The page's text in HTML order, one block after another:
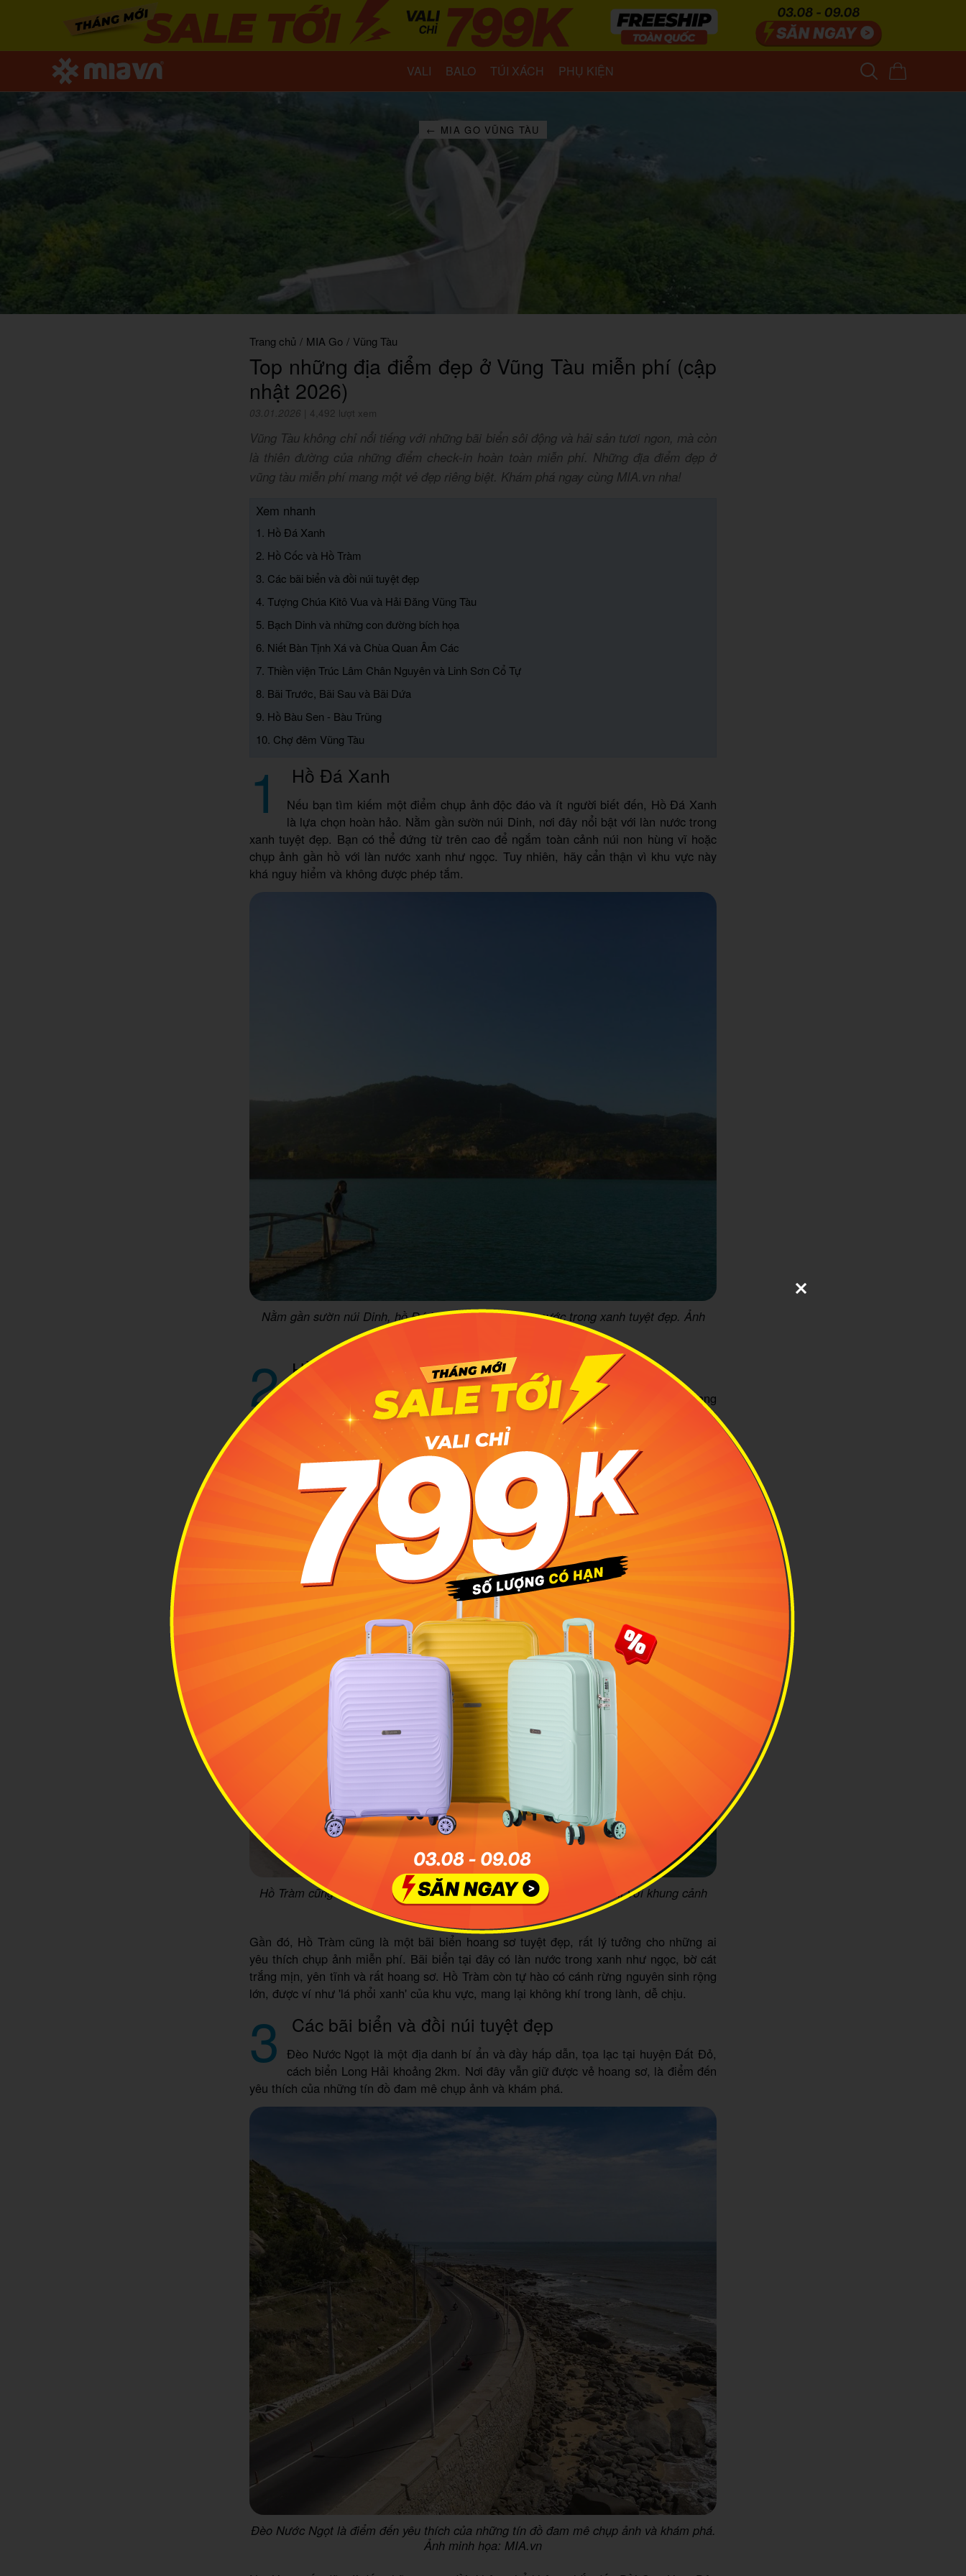
VALI BALO TÚI XÁCH PHỤ KIỆN
← MIA GO VŨNG TÀU
Trang chủ / MIA Go / Vũng Tàu
Top những địa điểm đẹp ở Vũng Tàu miễn phí (cập
nhật 2026)
03.01.2026 4,492 lượt xem
Vũng Tàu không chỉ nổi tiếng với những bãi biển sôi động và hải sản tươi ngon, mà còn
là thiên đường của những điểm check-in hoàn toàn miễn phí. Những địa điểm đẹp ở
vũng tàu miễn phí mang một vẻ đẹp riêng biệt. Khám phá ngay cùng MIA.vn nha!
Xem nhanh
1. Hồ Đá Xanh
2. Hồ Cốc và Hồ Tràm
3. Các bãi biển và đồi núi tuyệt đẹp
4. Tượng Chúa Kitô Vua và Hải Đăng Vũng Tàu
5. Bạch Dinh và những con đường bích họa
6. Niết Bàn Tịnh Xá và Chùa Quan Âm Các
7. Thiền viện Trúc Lâm Chân Nguyên và Linh Sơn Cổ Tự
8. Bãi Trước, Bãi Sau và Bãi Dứa
9. Hồ Bàu Sen - Bàu Trũng
10. Chợ đêm Vũng Tàu
1 Hồ Đá Xanh
Nếu bạn tìm kiếm một điểm chụp ảnh độc đáo và ít người biết đến, Hồ Đá Xanh
là lựa chọn hoàn hảo. Nằm gần sườn núi Dinh, nơi đây nổi bật với làn nước trong
xanh tuyệt đẹp. Bạn có thể đứng từ trên cao để ngắm toàn cảnh núi non hùng vĩ hoặc
chụp ảnh gần hồ với làn nước xanh như ngọc. Tuy nhiên, hãy cẩn thận vì khu vực này
khá nguy hiểm và không được phép tắm.
Nằm gần sườn núi Dinh, hồ Đá Xanh nổi bật với làn nước trong xanh tuyệt đẹp. Ảnh
2 Hồ Cốc và Hồ Tràm
Nếu Hồ Đá Xanh mang vẻ đẹp kỳ vĩ, thì Hồ Cốc lại quyến rũ với vẻ đẹp hoang
sơ. Nằm ở huyện Xuyên Mộc, Hồ Cốc sở hữu làn nước biển xanh ngắt, bờ cát
trắng mịn, những tảng đá kỳ vĩ và rừng tràm yên bình. Được bao quanh bởi núi rừng,
không khí ở đây vô cùng thoáng đãng, lý tưởng cho những bức ảnh thơ mộng.
Hồ Tràm cũng là một trong những địa điểm đẹp ở Vũng Tàu miễn phí với khung cảnh
hoang sơ. Ảnh minh họa: VNExpress
Gần đó, Hồ Tràm cũng là một bãi biển hoang sơ tuyệt đẹp, rất lý tưởng cho những ai
yêu thích chụp ảnh miễn phí. Bãi biển tại đây có làn nước trong xanh như ngọc, bờ cát
trắng mịn, yên tĩnh và rất hoang sơ. Hồ Tràm còn tự hào có cánh rừng nguyên sinh rộng
lớn, được ví như 'lá phổi xanh' của khu vực, mang lại không khí trong lành, dễ chịu.
3 Các bãi biển và đồi núi tuyệt đẹp
Đèo Nước Ngọt là một địa danh bí ẩn và đầy hấp dẫn, tọa lạc tại huyện Đất Đỏ,
cách biển Long Hải khoảng 2km. Nơi đây vẫn giữ được vẻ hoang sơ, là điểm đến
yêu thích của những tín đồ đam mê chụp ảnh và khám phá.
Đèo Nước Ngọt là điểm đến yêu thích của những tín đồ đam mê chụp ảnh và khám phá.
Ảnh minh họa: MIA.vn